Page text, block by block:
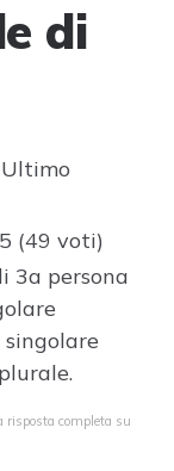
di
(49 voti)
3a persona
singolare
risposta completa su